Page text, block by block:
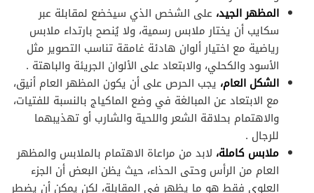
المظهر الجيد، على الشخص الذي سيخضع لمقابلة عبر
سكايب أن يختار ملابس رسمية، ولا يُنصح بارتداء ملابس
رياضية مع اختيار ألوان هادئة غامقة تناسب التصوير مثل
الأسود والكحلي، والابتعاد على الألوان الجريئة والباهتة .
الشكل العام، يجب الحرص على أن يكون المظهر العام أنيق،
مع الابتعاد عن المبالغة في وضع الماكياج بالنسبة للفتيات،
والاهتمام بحلاقة الشعر واللحية والشارب أو تهذيبهما
للرجال .
ملابس كاملة، لابد من مراعاة الاهتمام بالملابس والمظهر
العام من الرأس وحتى الحذاء، حيث يظن البعض أن الجزء
العلوي فقط هو ما يظهر في المقابلة، لكن يمكن أن يضطر